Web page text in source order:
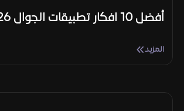
أفضل 10 افكار تطبيقات الجوال 2026
المزيد